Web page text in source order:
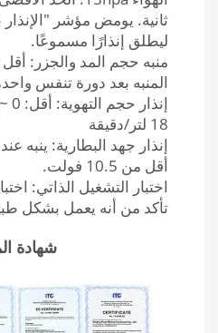
ثانية. يومض مؤشر
ليطلق إنذارًا مسموعًا.
المنبه بعد دورة تنفس
18 لتر/دقيقة
إنذار جهد البطارية: ينبه
أقل من 10.5 فولت.
اختبار التشغيل الذاتي:
تأكد من أنه يعمل بشكل
شهادة